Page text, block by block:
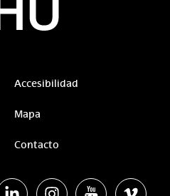
Accesibilidad
Mapa
Contacto